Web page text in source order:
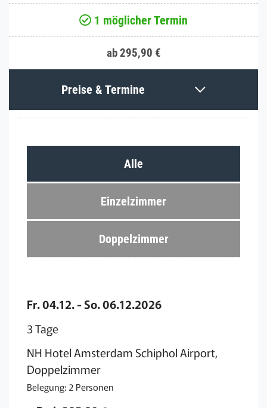
1 möglicher Termin
ab 295,90 €
Preise & Termine
Alle
Einzelzimmer
Doppelzimmer
Fr. 04.12. - So. 06.12.2026
3 Tage
NH Hotel Amsterdam Schiphol Airport,
Doppelzimmer
Belegung: 2 Personen